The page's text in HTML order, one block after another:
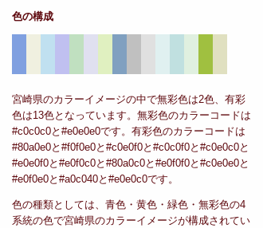
色の構成
宮崎県のカラーイメージの中で無彩色は2色、有彩
色は13色となっています。無彩色のカラーコードは
#c0c0c0と#e0e0e0です。有彩色のカラーコードは
#80a0e0と#f0f0e0と#c0e0f0と#c0c0f0と#c0e0c0と
#e0e0f0と#e0f0c0と#80a0c0と#e0f0f0と#c0e0e0と
#e0f0e0と#a0c040と#e0e0c0です。
色の種類としては、青色・黄色・緑色・無彩色の4
系統の色で宮崎県のカラーイメージが構成されてい